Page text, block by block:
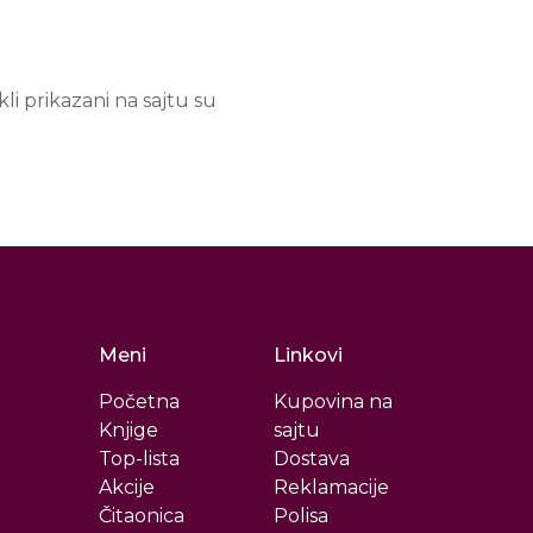
prikazani na sajtu su
Meni
Početna
Knjige
Top-lista
Akcije
Čitaonica
Linkovi
Kupovina na
sajtu
Dostava
Reklamacije
Polisa